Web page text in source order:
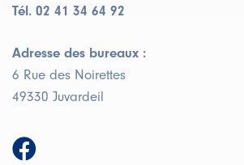
Tél. 02 41 34 64 92
Adresse des bureaux :
6 Rue des Noirettes
49330 Juvardeil